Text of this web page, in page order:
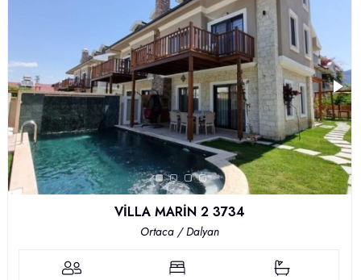
VİLLA MARİN 2 3734
Ortaca / Dalyan